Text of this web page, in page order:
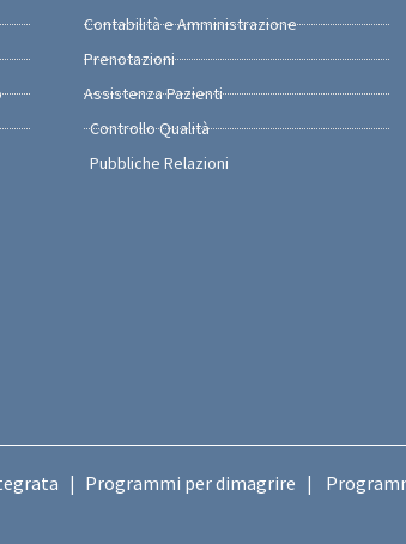
Contabilità e Amministrazione
Prenotazioni
Assistenza Pazienti
Controllo Qualità
Pubbliche Relazioni
Programmi per dimagrire